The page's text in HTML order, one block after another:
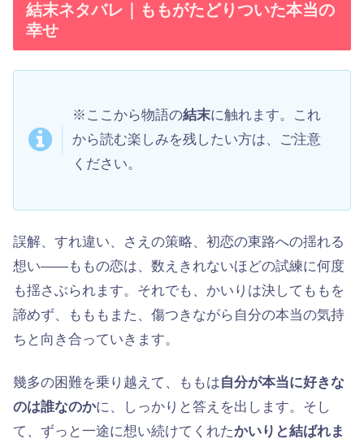
結末ネタバレ｜ももがたどりついた本当の
幸せ
※ここから物語の結末に触れます。これ
から読む楽しみを残したい方は、ご注意
ください。
誤解、すれ違い、さえの策略、初恋の東路への揺れる
想い——ももの恋は、数えきれないほどの試練に何度
も揺さぶられます。それでも、かいりは決してももを
諦めず、もももまた、傷つきながら自分の本当の気持
ちと向き合っていきます。
幾多の困難を乗り越えて、ももは自分が本当に好きな
のは誰なのかに、しっかりと答えを出します。そし
て、ずっと一途に想い続けてくれたかいりと結ばれま